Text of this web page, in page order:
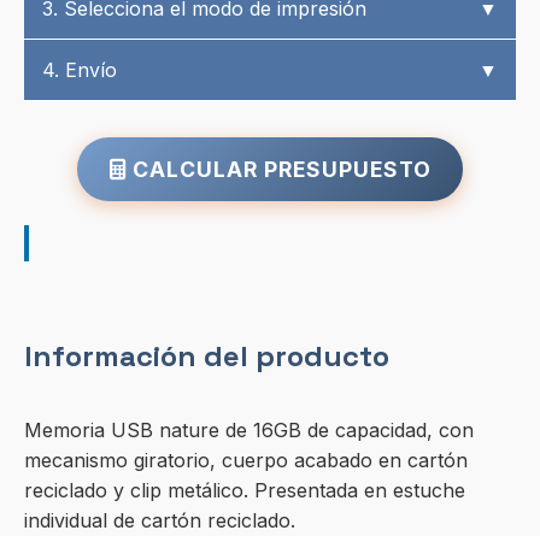
3. Selecciona el modo de impresión ▼
4. Envío ▼
CALCULAR PRESUPUESTO
Información del producto
Memoria USB nature de 16GB de capacidad, con
mecanismo giratorio, cuerpo acabado en cartón
reciclado y clip metálico. Presentada en estuche
individual de cartón reciclado.